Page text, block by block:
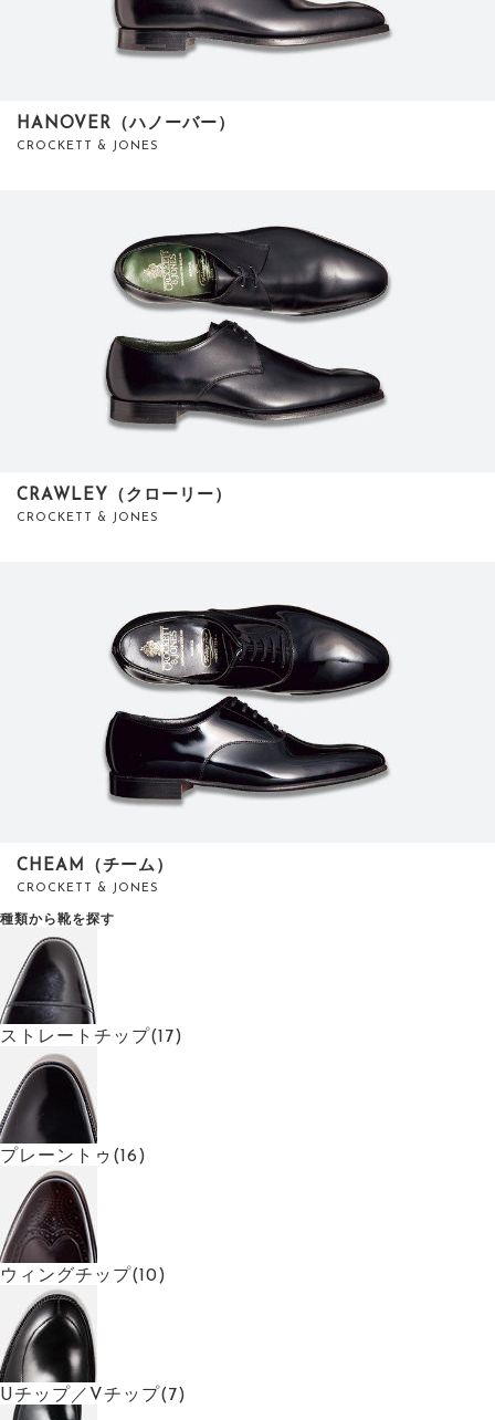
HANOVER（ハノーバー）
CROCKETT & JONES
CRAWLEY（クローリー）
CROCKETT & JONES
CHEAM（チーム）
CROCKETT & JONES
種類から靴を探す
ストレートチップ(17)
プレーントゥ(16)
ウィングチップ(10)
Uチップ／Vチップ(7)